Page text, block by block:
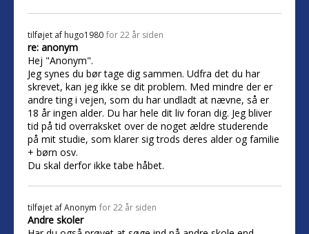
tilføjet af hugo1980 for 22 år siden
re: anonym
Hej "Anonym".
Jeg synes du bør tage dig sammen. Udfra det du har
skrevet, kan jeg ikke se dit problem. Med mindre der er
andre ting i vejen, som du har undladt at nævne, så er
18 år ingen alder. Du har hele dit liv foran dig. Jeg bliver
tid på tid overraksket over de noget ældre studerende
på mit studie, som klarer sig trods deres alder og familie
+ børn osv.
Du skal derfor ikke tabe håbet.
tilføjet afAnonym for 22 år siden
Andre skoler